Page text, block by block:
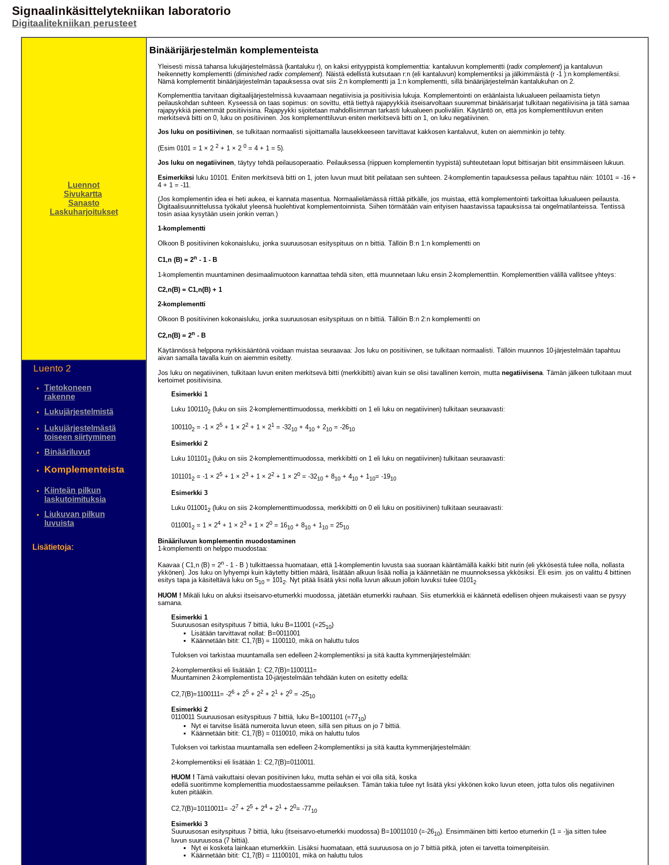
Signaalinkäsittelytekniikan laboratorio
Digitaalitekniikan perusteet
Luennot
Sivukartta
Sanasto
Laskuharjoitukset
Binäärijärjestelmän komplementeista
Yleisesti missä tahansa lukujärjestelmässä (kantaluku r), on kaksi erityyppistä komplementtia: kantaluvun komplementti (radix complement) ja kantaluvun
heikennetty komplementti (diminished radix complement). Näistä edellistä kutsutaan r:n (eli kantaluvun) komplementiksi ja jälkimmäistä (r -1 ):n komplementiksi.
Nämä komplementit binäärijärjestelmän tapauksessa ovat siis 2:n komplementti ja 1:n komplementti, sillä binäärijärjestelmän kantalukuhan on 2.
Komplementtia tarvitaan digitaalijärjestelmissä kuvaamaan negatiivisia ja positiivisia lukuja. Komplementointi on eräänlaista lukualueen peilaamista tietyn
peilauskohdan suhteen. Kyseessä on taas sopimus: on sovittu, että tiettyä rajapyykkiä itseisarvoltaan suuremmat binäärisarjat tulkitaan negatiivisina ja tätä samaa
rajapyykkiä pienemmät positiivisina. Rajapyykki sijoitetaan mahdollisimman tarkasti lukualueen puoliväliin. Käytäntö on, että jos komplementtiluvun eniten
merkitsevä bitti on 0, luku on positiivinen. Jos komplementtiluvun eniten merkitsevä bitti on 1, on luku negatiivinen.
Jos luku on positiivinen, se tulkitaan normaalisti sijoittamalla lausekkeeseen tarvittavat kakkosen kantaluvut, kuten on aiemminkin jo tehty.
(Esim 0101 = 1 × 2 2+ 1 × 2 0= 4 + 1 = 5).
Jos luku on negatiivinen, täytyy tehdä peilausoperaatio. Peilauksessa (riippuen komplementin tyypistä) suhteutetaan loput bittisarjan bitit ensimmäiseen lukuun.
Esimerkiksi luku 10101. Eniten merkitsevä bitti on 1, joten luvun muut bitit peilataan sen suhteen. 2-komplementin tapauksessa peilaus tapahtuu näin: 10101 = -16 +
4 + 1 = -11.
(Jos komplementin idea ei heti aukea, ei kannata masentua. Normaalielämässä riittää pitkälle, jos muistaa, että komplementointi tarkoittaa lukualueen peilausta.
Digitaalisuunnittelussa työkalut yleensä huolehtivat komplementoinnista. Siihen törmätään vain erityisen haastavissa tapauksissa tai ongelmatilanteissa. Tentissä
tosin asiaa kysytään usein jonkin verran.)
1-komplementti
Olkoon B positiivinen kokonaisluku, jonka suuruusosan esityspituus on n bittiä. Tällöin B:n 1:n komplementti on
C1,n (B) = 2n - 1 - B
1-komplementin muuntaminen desimaalimuotoon kannattaa tehdä siten, että muunnetaan luku ensin 2-komplementtiin. Komplementtien välillä vallitsee yhteys:
C2,n(B) = C1,n(B) + 1
2-komplementti
Olkoon B positiivinen kokonaisluku, jonka suuruusosan esityspituus on n bittiä. Tällöin B:n 2:n komplementti on
C2,n(B) = 2n - B
Käytännössä helppona nyrkkisääntönä voidaan muistaa seuraavaa: Jos luku on positiivinen, se tulkitaan normaalisti. Tällöin muunnos 10-järjestelmään tapahtuu
aivan samalla tavalla kuin on aiemmin esitetty.
Jos luku on negatiivinen, tulkitaan luvun eniten merkitsevä bitti (merkkibitti) aivan kuin se olisi tavallinen kerroin, mutta negatiivisena. Tämän jälkeen tulkitaan muut
kertoimet positiivisina.
Esimerkki 1
Luku 1001102(luku on siis 2-komplementtimuodossa, merkkibitti on 1 eli luku on negatiivinen) tulkitaan seuraavasti:
1001102= -1 × 25+ 1 × 22+ 1 × 21= -3210+ 410+ 210= -2610
Esimerkki 2
Luku 1011012(luku on siis 2-komplementtimuodossa, merkkibitti on 1 eli luku on negatiivinen) tulkitaan seuraavasti:
1011012= -1 × 25+ 1 × 23+ 1 × 22+ 1 × 20= -3210+ 810+ 410+ 110= -1910
Esimerkki 3
Luku 011001 2(luku on siis 2-komplementtimuodossa, merkkibitti on 0 eli luku on positiivinen) tulkitaan seuraavasti:
0110012= 1 × 24+ 1 × 23+ 1 × 20= 1610+ 810+ 110= 2510
Binääriluvun komplementin muodostaminen
1-komplementti on helppo muodostaa:
Kaavaa ( C1,n (B) = 2n- 1 - B ) tulkittaessa huomataan, että 1-komplementin luvusta saa suoraan kääntämällä kaikki bitit nurin (eli ykkösestä tulee nolla, nollasta
ykkönen). Jos luku on lyhyempi kuin käytetty bittien määrä, lisätään alkuun lisää nollia ja käännetään ne muunnoksessa ykkösiksi. Eli esim. jos on valittu 4 bittinen
esitys tapa ja käsiteltävä luku on 510= 1012. Nyt pitää lisätä yksi nolla luvun alkuun jolloin luvuksi tulee 01012
HUOM ! Mikäli luku on aluksi itseisarvo-etumerkki muodossa, jätetään etumerkki rauhaan. Siis etumerkkiä ei käännetä edellisen ohjeen mukaisesti vaan se pysyy
samana.
Esimerkki 1
Suuruusosan esityspituus 7 bittiä, luku B=11001 (=2510)
Lisätään tarvittavat nollat: B=0011001
Käännetään bitit: C1,7(B) = 1100110, mikä on haluttu tulos
Tuloksen voi tarkistaa muuntamalla sen edelleen 2-komplementiksi ja sitä kautta kymmenjärjestelmään:
2-komplementiksi eli lisätään 1: C2,7(B)=1100111=
Muuntaminen 2-komplementista 10-järjestelmään tehdään kuten on esitetty edellä:
C2,7(B)=1100111= -26+ 25+ 22+ 21+ 20= -2510
Esimerkki 2
0110011 Suuruusosan esityspituus 7 bittiä, luku B=1001101 (=7710)
Nyt ei tarvitse lisätä numeroita luvun eteen, sillä sen pituus on jo 7 bittiä.
Käännetään bitit: C1,7(B) = 0110010, mikä on haluttu tulos
Tuloksen voi tarkistaa muuntamalla sen edelleen 2-komplementiksi ja sitä kautta kymmenjärjestelmään:
2-komplementiksi eli lisätään 1: C2,7(B)=0110011.
HUOM ! Tämä vaikuttaisi olevan positiivinen luku, mutta sehän ei voi olla sitä, koska
edellä suoritimme komplementtia muodostaessamme peilauksen. Tämän takia tulee nyt lisätä yksi ykkönen koko luvun eteen, jotta tulos olis negatiivinen
kuten pitääkin.
C2,7(B)=10110011= -27 + 25+ 24+ 21+ 20= -7710
Esimerkki 3
Suuruusosan esityspituus 7 bittiä, luku (itseisarvo-etumerkki muodossa) B=10011010 (=-2610). Ensimmäinen bitti kertoo etumerkin (1 = -)ja sitten tulee
luvun suuruusosa (7 bittiä).
Nyt ei kosketa lainkaan etumerkkiin. Lisäksi huomataan, että suuruusosa on jo 7 bittiä pitkä, joten ei tarvetta toimenpiteisiin.
Käännetään bitit: C1,7(B) = 11100101, mikä on haluttu tulos
Luento 2
Tietokoneen
rakenne
Lukujärjestelmistä
Lukujärjestelmästä
toiseen siirtyminen
Binääriluvut
Komplementeista
Kiinteän pilkun
laskutoimituksia
Liukuvan pilkun
luvuista
Lisätietoja: